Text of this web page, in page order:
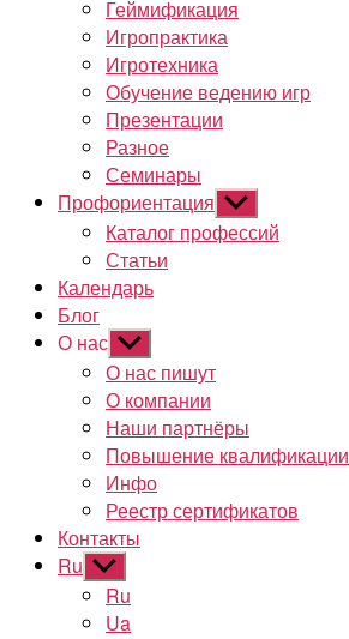
Геймификация
Игропрактика
Игротехника
Обучение ведению игр
Презентации
Разное
Семинары
Профориентация Показывать
подменю
Каталог профессий
Статьи
Календарь
Блог
О нас Показывать
подменю
О нас пишут
О компании
Наши партнёры
Повышение квалификации
Инфо
Реестр сертификатов
Контакты
Ru Показывать
подменю
Ru
Ua